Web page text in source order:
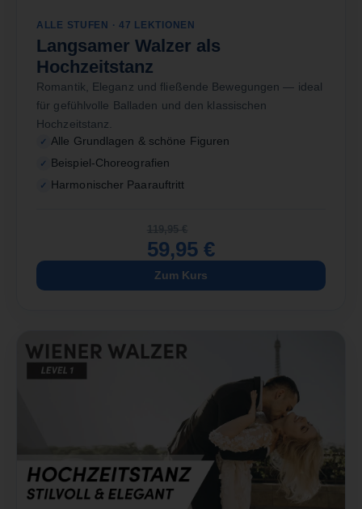
ALLE STUFEN · 47 LEKTIONEN
Langsamer Walzer als
Hochzeitstanz
Romantik, Eleganz und fließende Bewegungen — ideal
für gefühlvolle Balladen und den klassischen
Hochzeitstanz.
Alle Grundlagen & schöne Figuren
Beispiel-Choreografien
Harmonischer Paarauftritt
59,95€
Zum Kurs